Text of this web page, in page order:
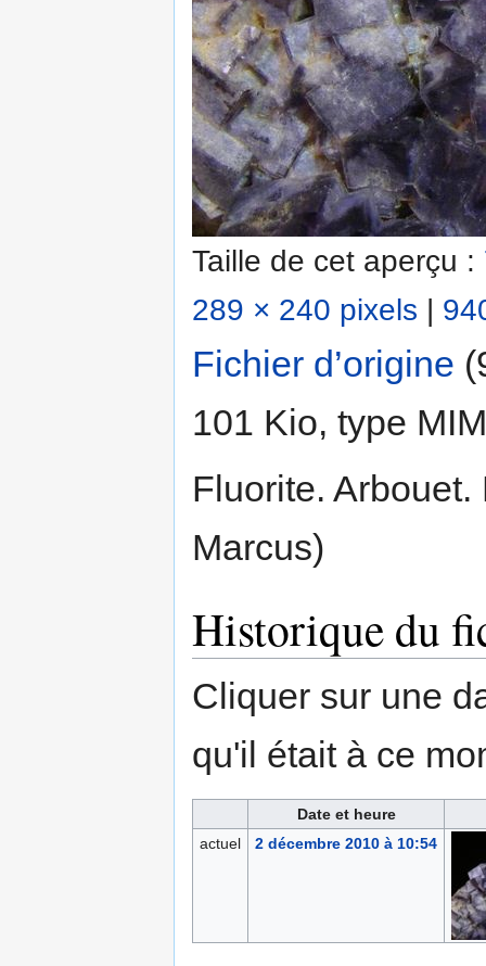
Taille de cet aperçu :
289 × 240 pixels |
Fichier d’origine
101 Kio, type
Fluorite.
Marcus)
Historique du
Cliquer sur une
qu'il était à ce
Date et heure
actuel
2 décembre 2010 à 10:54